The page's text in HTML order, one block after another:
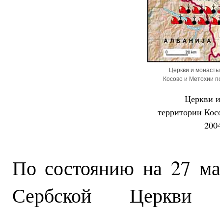
Церкви и
Косово и Метохии
Церкви
территории
По состоянию на 27
Сербской Церкви